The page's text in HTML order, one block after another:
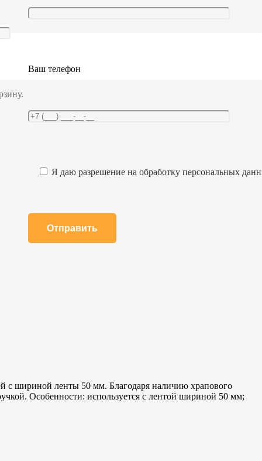
Ваш телефон
Я даю разрешение на обработку персональных
с шириной ленты 50 мм. Благодаря наличию храпового
Особенности: используется с лентой шириной 50 мм;